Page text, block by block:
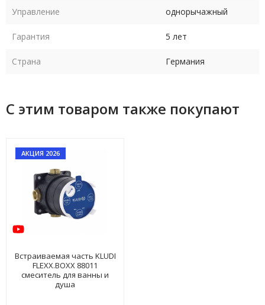
Управление однорычажный
Гарантия 5 лет
Страна Германия
С этим товаром также покупают
АКЦИЯ 2026
Встраиваемая часть KLUDI
FLEXX.BOXX 88011
смеситель для ванны и
душа